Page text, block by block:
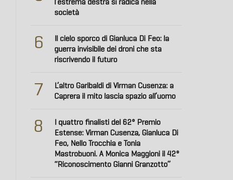
società
6
Il cielo sporco di Gianluca Di Feo: la
guerra invisibile dei droni che sta
riscrivendo il futuro
7
L’altro Garibaldi di Virman Cusenza: a
Caprera il mito lascia spazio all’uomo
8
I quattro finalisti del 62° Premio
Estense: Virman Cusenza, Gianluca Di
Feo, Nello Trocchia e Tonia
Mastrobuoni. A Monica Maggioni il 42°
“Riconoscimento Gianni Granzotto”